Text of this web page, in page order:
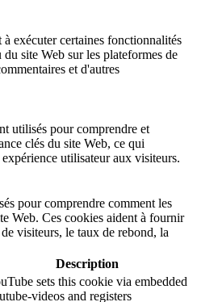
exécuter certaines fonctionnalités
site Web sur les plateformes de
et d'autres
utilisés pour comprendre et
clés du site Web, ce qui
utilisateur aux visiteurs.
pour comprendre comment les
Web. Ces cookies aident à fournir
visiteurs, le taux de rebond, la
Description
sets this cookie via embedded
videos and registers